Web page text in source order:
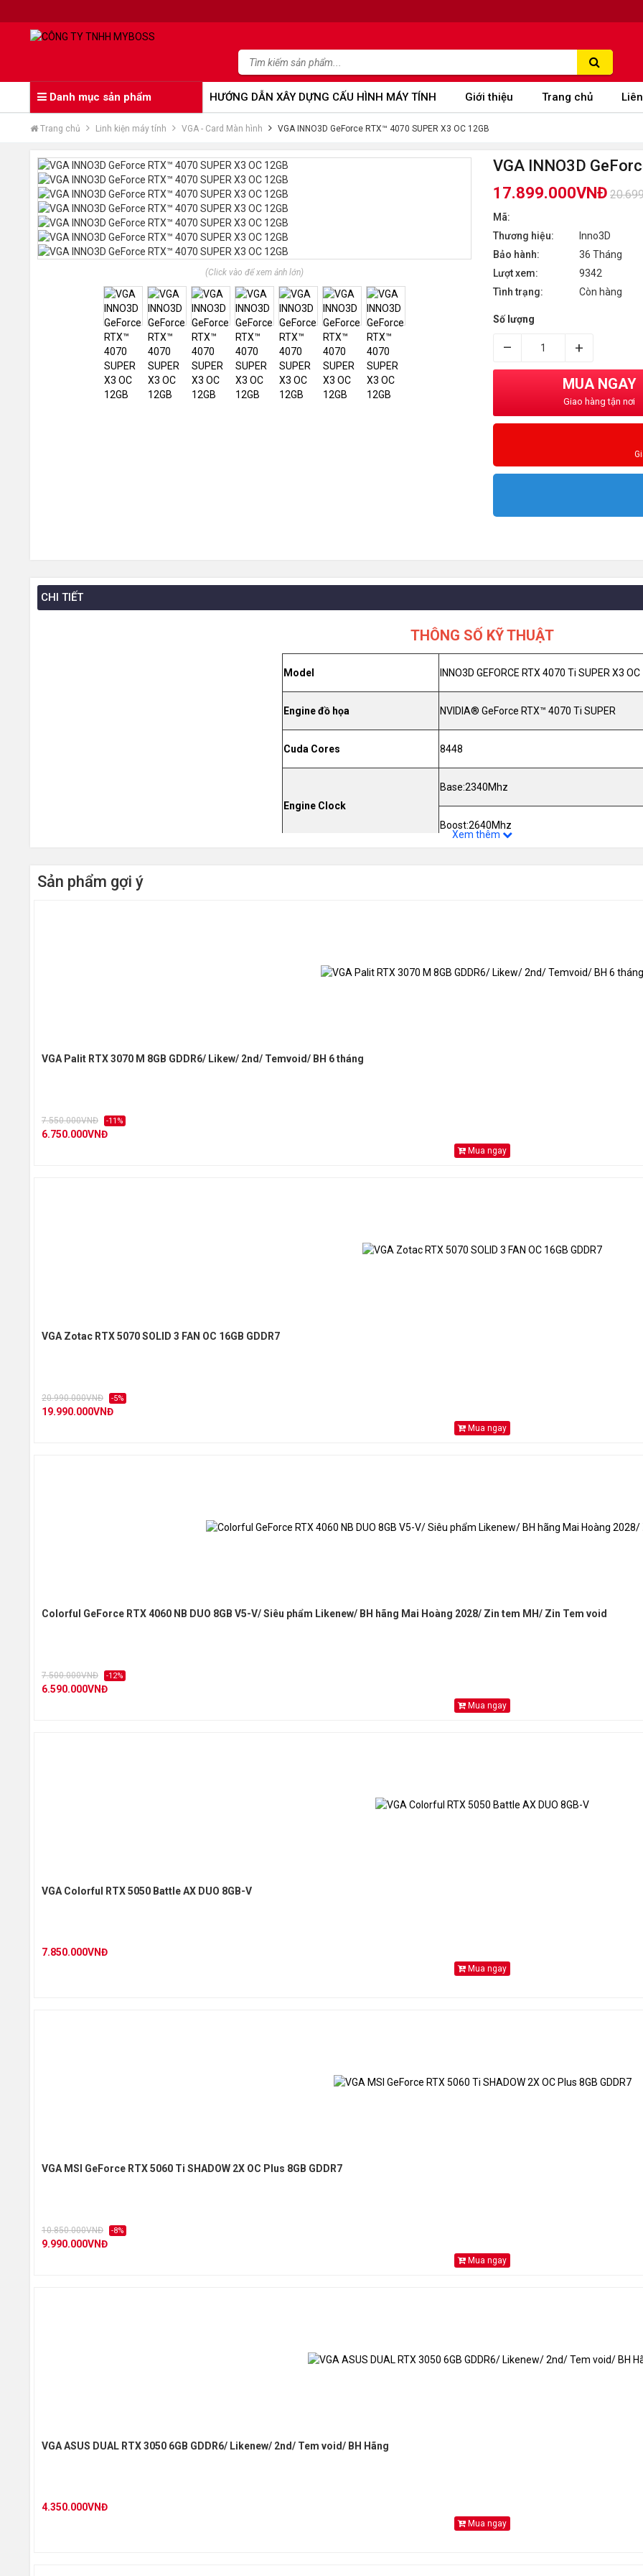
Danh mục sản phẩm HƯỚNG DẪN XÂY DỰNG CẤU HÌNH MÁY TÍNH Giới thiệu Trang chủ
Trang chủ Linh kiện máy tính VGA - Card Màn hình VGA INNO3D GeForce RTX™ 4070 SUPER X3 OC 12GB
(Click vào để xem ảnh lớn)
VGA INNO3D
17.899.000VNĐ
Mã:
Thương hiệu:
Inno3D
Bảo hành:
36 Tháng
Lượt xem:
9342
Tình trạng:
Còn hàng
Số lượng
– +
MUA NGAY
Giao hàng tận nơi
CHI TIẾT
THÔNG SỐ KỸ THUẬT
Model INNO3D GEFORCE RTX 4070 Ti SUPER X3 OC
Engine đồ họa NVIDIA® GeForce RTX™ 4070 Ti SUPER
Cuda Cores 8448
Engine Clock
Base:2340Mhz
Boost:2640Mhz
Memory Speed 21 Gbps
DirectX
HDMI 2.1a x 1 (Supports 4K@120Hz HDR,
Xem thêm
Sản phẩm gợi ý
VGA Palit RTX 3070 M 8GB GDDR6/ Likew/ 2nd/ Temvoid/ BH 6 tháng
7.550.000VNĐ -11%
6.750.000VNĐ
Mua ngay
VGA Zotac RTX 5070 SOLID 3 FAN OC 16GB GDDR7
20.990.000VNĐ -5%
19.990.000VNĐ
Mua ngay
Colorful GeForce RTX 4060 NB DUO 8GB V5-V/ Siêu phẩm Likenew/ BH hãng Mai Hoàng 2028/ Zin tem MH/ Zin Tem void
7.500.000VNĐ -12%
6.590.000VNĐ
Mua ngay
VGA Colorful RTX 5050 Battle AX DUO 8GB-V
7.850.000VNĐ
Mua ngay
VGA MSI GeForce RTX 5060 Ti SHADOW 2X OC Plus 8GB GDDR7
10.850.000VNĐ -8%
9.990.000VNĐ
Mua ngay
VGA ASUS DUAL RTX 3050 6GB GDDR6/ Likenew/ 2nd/ Tem void/ BH Hãng
4.350.000VNĐ
Mua ngay